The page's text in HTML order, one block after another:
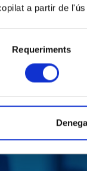
a partir de
Requeriments
Denega